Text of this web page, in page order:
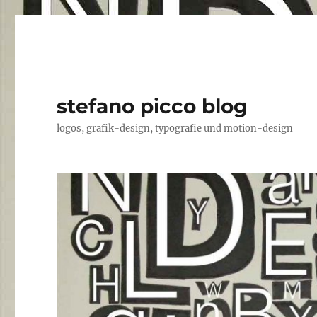
stefano picco blog
logos, grafik-design, typografie und motion-design